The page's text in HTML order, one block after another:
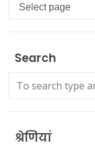
Search
श्रेणियां